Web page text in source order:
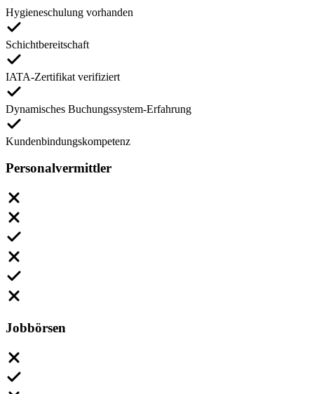
Hygieneschulung vorhanden
Schichtbereitschaft
IATA-Zertifikat verifiziert
Dynamisches Buchungssystem-Erfahrung
Kundenbindungskompetenz
Personalvermittler
Jobbörsen